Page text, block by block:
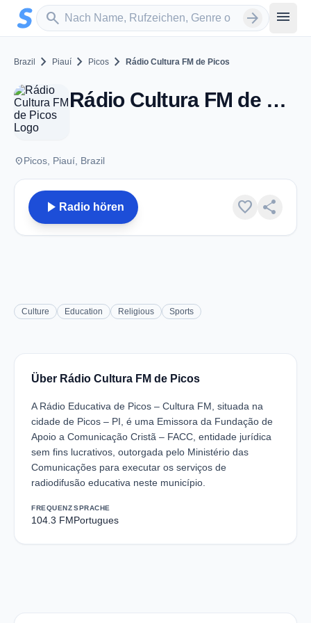
Zum Hauptinhalt springen
search
Sender suchen arrow_forward menu
Brazil chevron_right Piauí chevron_right Picos chevron_right Rádio Cultura FM de Picos
Rádio Cultura FM de Picos - FM 104.3 - Picos
placePicos, Piauí, Brazil
play_arrow Radio hören favorite share
Culture Education Religious Sports
Über Rádio Cultura FM de Picos
A Rádio Educativa de Picos – Cultura FM, situada na
cidade de Picos – PI, é uma Emissora da Fundação de
Apoio a Comunicação Cristã – FACC, entidade jurídica
sem fins lucrativos, outorgada pelo Ministério das
Comunicações para executar os serviços de
radiodifusão educativa neste município.
FREQUENZ
104.3 FM
SPRACHE
Portugues